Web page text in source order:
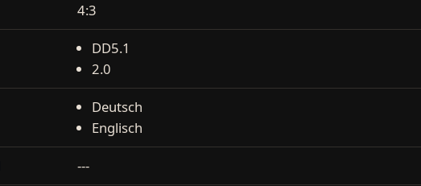
4:3
DD5.1
2.0
Deutsch
Englisch
---